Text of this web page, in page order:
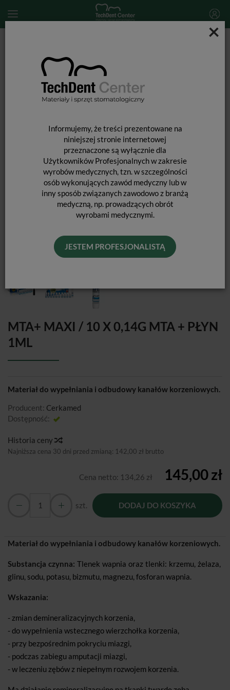
×
Informujemy, że treści prezentowane na
niniejszej stronie internetowej
przeznaczone są wyłącznie dla
Użytkowników Profesjonalnych w zakresie
wyrobów medycznych, tzn. w szczególności
osób wykonujących zawód medyczny lub w
inny sposób związanych zawodowo z branżą
medyczną, np. prowadzących obrót
wyrobami medycznymi.
JESTEM PROFESJONALISTĄ
Leki i preparaty stomatologiczne
MTA+ Maxi / 10 x 0,14g MTA + Płyn 1ml
MTA+ MAXI / 10 X 0,14G MTA + PŁYN
1ML
Materiał do wypełniania i odbudowy kanałów korzeniowych.
Producent: Cerkamed
Dostępność:
Historia ceny
Najniższa cena 30 dni przed zmianą: 142,00 zł brutto
Cena netto: 134,26 zł 145,00 zł
szt. DODAJ DO KOSZYKA
Materiał do wypełniania i odbudowy kanałów korzeniowych.
Substancja czynna: Tlenek wapnia oraz tlenki: krzemu, żelaza,
glinu, sodu, potasu, bizmutu, magnezu, fosforan wapnia.
Wskazania:
- zmian demineralizacyjnych korzenia,
- do wypełnienia wstecznego wierzchołka korzenia,
- przy bezpośrednim pokryciu miazgi,
- podczas zabiegu amputacji miazgi,
- w leczeniu zębów z niepełnym rozwojem korzenia.